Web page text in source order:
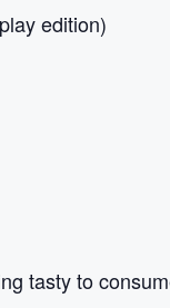
edition)
tasty to